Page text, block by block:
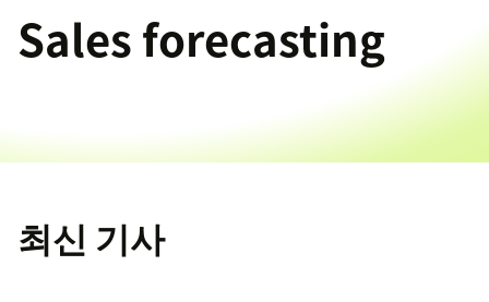
Sales forecasting
최신 기사